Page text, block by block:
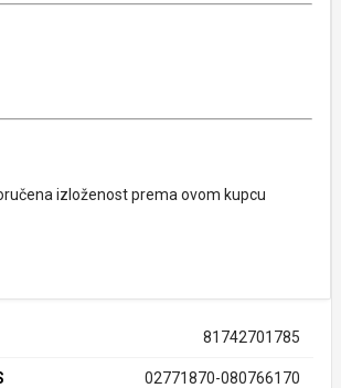
izloženost prema ovom kupcu
81742701785
02771870-080766170